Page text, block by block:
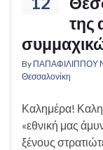
της
By ΠΑΠΑΦΙΛΙΠΠΟΥ
Θεσσαλονίκη
Καλημέρα!
«εθνική μας
ξένους